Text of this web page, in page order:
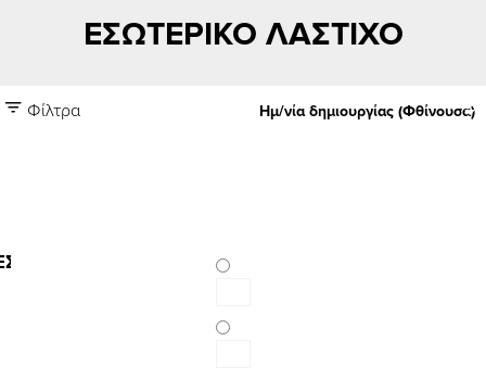
ΕΣΩΤΕΡΙΚΟ ΛΑΣΤΙΧΟ
Φίλτρα Ημ/νία δημιουργίας (Φθίνουσα)